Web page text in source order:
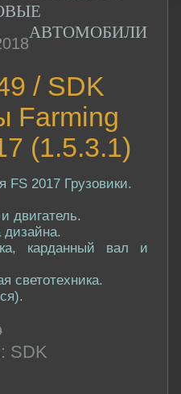
АВТОМОБИЛИ
/ SDK
Farming
(1.5.3.1)
2017 Грузовики.
двигатель.
карданный вал и
светотехника.
SDK